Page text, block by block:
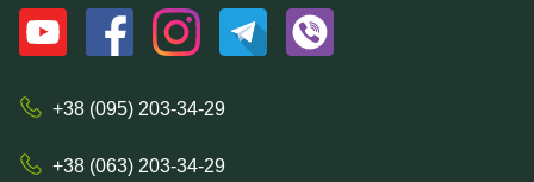
+38 (095) 203-34-29
+38 (063) 203-34-29